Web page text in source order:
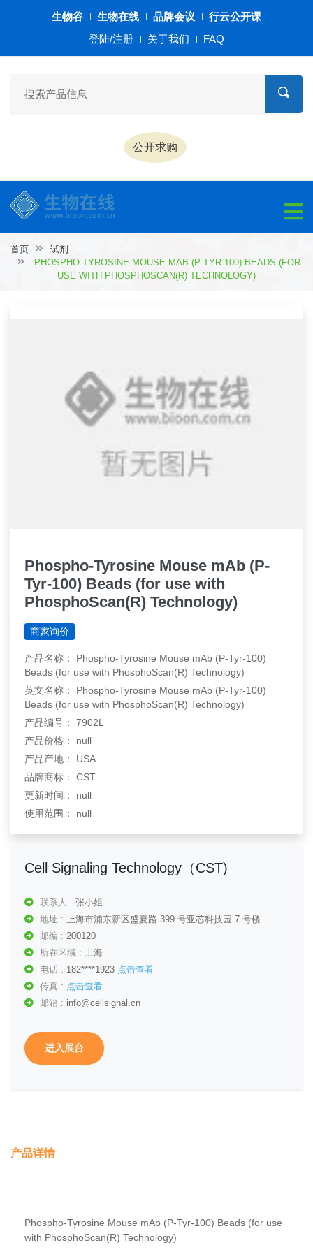
生物谷 生物在线 品牌会议
行云公开课
登陆/注册
关于我们 FAQ
公开求购
首页
试剂
PHOSPHO-TYROSINE MOUSE MAB (P-TYR-100) BEADS (FOR
USE WITH PHOSPHOSCAN(R) TECHNOLOGY)
Phospho-Tyrosine Mouse mAb (P-
Tyr-100) Beads (for use with
PhosphoScan(R) Technology)
商家询价
产品名称： Phospho-Tyrosine Mouse mAb (P-Tyr-100)
Beads (for use with PhosphoScan(R) Technology)
英文名称： Phospho-Tyrosine Mouse mAb (P-Tyr-100)
Beads (for use with PhosphoScan(R) Technology)
产品编号： 7902L
产品价格： null
产品产地： USA
品牌商标： CST
更新时间： null
使用范围： null
Cell Signaling Technology（CST)
联系人 : 张小姐
地址 : 上海市浦东新区盛夏路 399 号亚芯科技园 7 号楼
邮编 : 200120
所在区域 : 上海
电话 : 182****1923 点击查看
传真 : 点击查看
邮箱 : info@cellsignal.cn
进入展台
产品详情
Phospho-Tyrosine Mouse mAb (P-Tyr-100) Beads (for use
with PhosphoScan(R) Technology)